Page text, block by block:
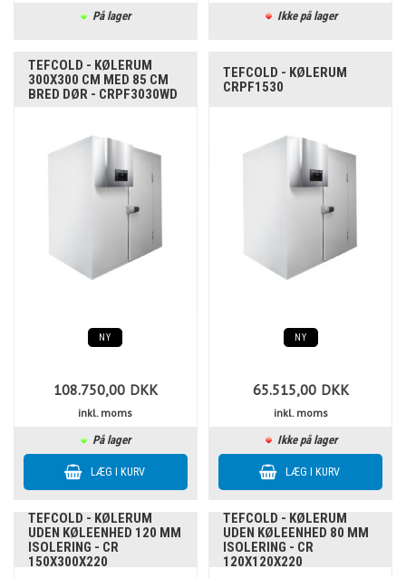
På lager
Ikke på lager
TEFCOLD - KØLERUM
300X300 CM MED 85 CM
BRED DØR - CRPF3030WD
NY
108.750,00 DKK
inkl. moms
På lager
TEFCOLD - KØLERUM
CRPF1530
NY
65.515,00 DKK
inkl. moms
Ikke på lager
TEFCOLD - KØLERUM
UDEN KØLEENHED 120 MM
ISOLERING - CR
150X300X220
TEFCOLD - KØLERUM
UDEN KØLEENHED 80 MM
ISOLERING - CR
120X120X220